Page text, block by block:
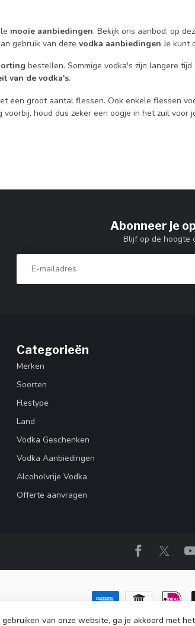
mooie aanbiedingen. Bekijk ons aanbod, op
gebruik van deze vodka aanbiedingen Je kunt
bestellen. Sommige vodka's zijn langere
van de vodka's.
een groot aantal flessen. Ook enkele flessen
houd dus zeker een oogje in het zuil
Abonneer je
Blijf op de hoogte
Categorieën
Merken
Soorten
Flestype
Land
Vodka Geschenken
Vodka Aanbiedingen
Alcoholvrije Vodka
Offerte aanvragen
© Copyright 2026 Club Vodka- Powered by
van onze website, ga je akkoord met